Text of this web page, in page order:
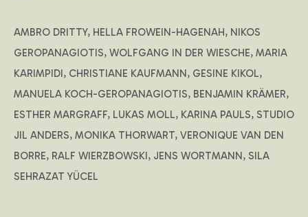
AMBRO DRITTY, HELLA FROWEIN-HAGENAH, NIKOS
GEROPANAGIOTIS, WOLFGANG IN DER WIESCHE, MARIA
KARIMPIDI, CHRISTIANE KAUFMANN, GESINE KIKOL,
MANUELA KOCH-GEROPANAGIOTIS, BENJAMIN KRÄMER,
ESTHER MARGRAFF, LUKAS MOLL, KARINA PAULS, STUDIO
JIL ANDERS, MONIKA THORWART, VERONIQUE VAN DEN
BORRE, RALF WIERZBOWSKI, JENS WORTMANN, SILA
SEHRAZAT YÜCEL